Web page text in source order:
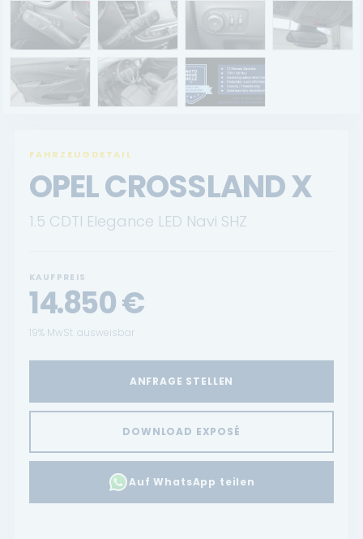
Dacia Service
UNTERNEHMEN
Standort Landau
Qualitätsversprechen
Tankstelle
Karriere
KONTAKT
FAHRZEUGDETAIL
OPEL CROSSLAND X
1.5 CDTI Elegance LED Navi SHZ
KAUFPREIS
14.850€
19% MwSt. ausweisbar
ANFRAGE STELLEN
DOWNLOAD EXPOSÉ
Auf WhatsApp teilen